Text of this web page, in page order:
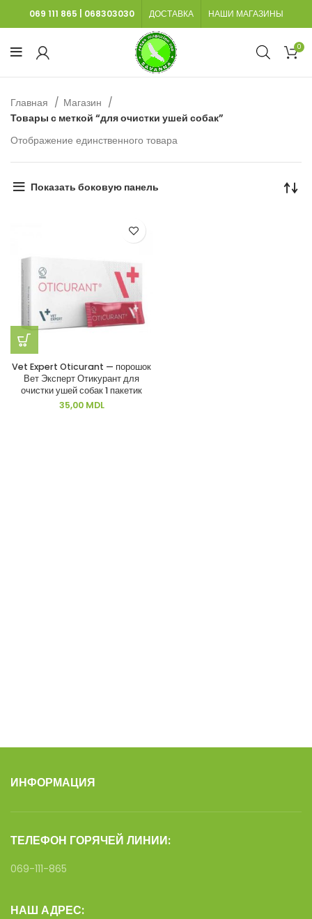
069 111 865 068303030 ДОСТАВКА НАШИ МАГАЗИНЫ
0
Главная
Магазин
Товары с меткой “для очистки ушей собак”
Отображение единственного товара
Показать боковую панель
Vet Expert Oticurant — порошок
Вет Эксперт Отикурант для
очистки ушей собак 1 пакетик
35,00 MDL
ИНФОРМАЦИЯ
ТЕЛЕФОН ГОРЯЧЕЙ ЛИНИИ:
069-111-865
НАШ АДРЕС: